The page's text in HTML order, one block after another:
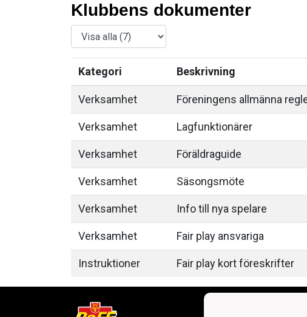
Klubbens dokumenter
Kategori Beskrivning
Verksamhet Föreningens allmänna
Verksamhet Lagfunktionärer
Verksamhet Föräldraguide
Verksamhet Säsongsmöte
Verksamhet Info till nya spelare
Verksamhet Fair play ansvariga
Instruktioner Fair play kort föreskrifter
Falli Park: